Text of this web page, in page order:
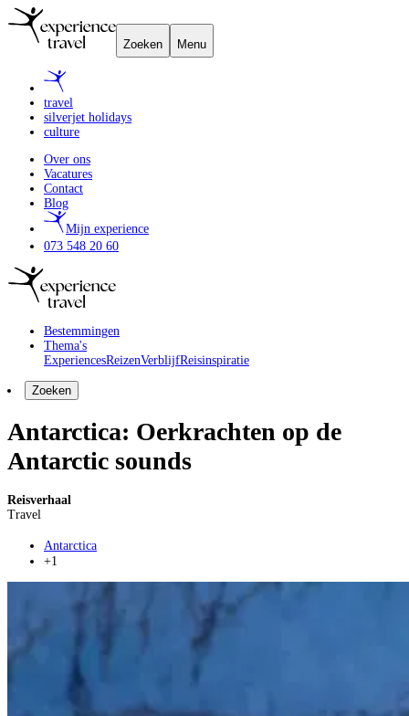
Zoeken Menu
travel
silverjet holidays
culture
Over ons
Vacatures
Contact
Blog
Mijn experience
073 548 20 60
Bestemmingen
Thema's
ExperiencesReizenVerblijfReisinspiratie
Zoeken
Antarctica: Oerkrachten op de
Antarctic sounds
Reisverhaal
Travel
Antarctica
+1